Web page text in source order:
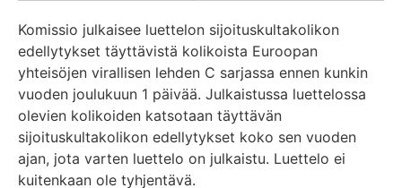
Komissio julkaisee luettelon sijoituskultakolikon
edellytykset täyttävistä kolikoista Euroopan
yhteisöjen virallisen lehden C sarjassa ennen kunkin
vuoden joulukuun 1 päivää. Julkaistussa luettelossa
olevien kolikoiden katsotaan täyttävän
sijoituskultakolikon edellytykset koko sen vuoden
ajan, jota varten luettelo on julkaistu. Luettelo ei
kuitenkaan ole tyhjentävä.